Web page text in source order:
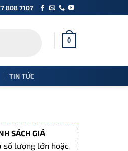
808 7107
0
TIN TỨC
SÁCH GIÁ
số lượng lớn hoặc